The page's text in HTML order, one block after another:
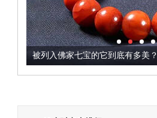
被列入佛家七宝的它到底有多美？